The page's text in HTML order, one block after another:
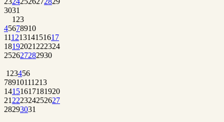
3031
1 23
45678910
11121314151617
18192021 222324
252627282930
1 23456
78910111213
14151617181920
21 222324252627
28293031